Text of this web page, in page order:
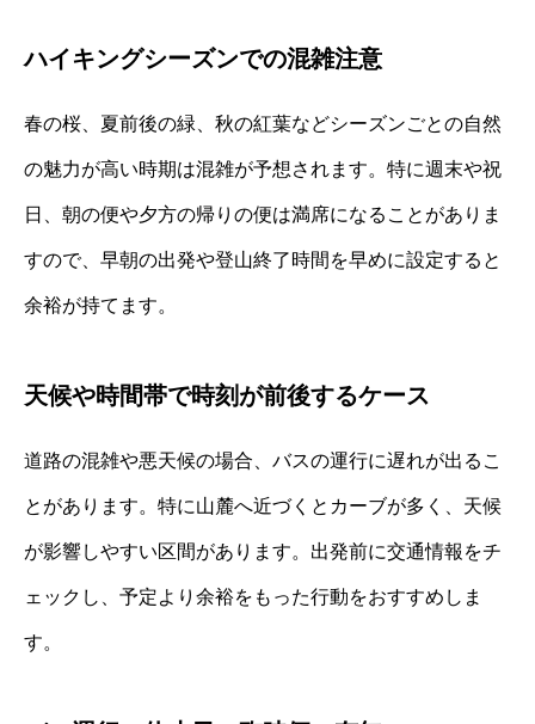
ハイキングシーズンでの混雑注意
春の桜、夏前後の緑、秋の紅葉などシーズンごとの自然
の魅力が高い時期は混雑が予想されます。特に週末や祝
日、朝の便や夕方の帰りの便は満席になることがありま
すので、早朝の出発や登山終了時間を早めに設定すると
余裕が持てます。
天候や時間帯で時刻が前後するケース
道路の混雑や悪天候の場合、バスの運行に遅れが出るこ
とがあります。特に山麓へ近づくとカーブが多く、天候
が影響しやすい区間があります。出発前に交通情報をチ
ェックし、予定より余裕をもった行動をおすすめしま
す。